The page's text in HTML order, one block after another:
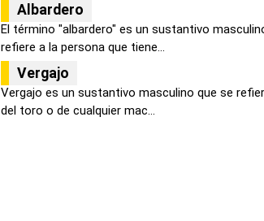
Albardero
El término "albardero" es un sustantivo
refiere a la persona que tiene...
Vergajo
Vergajo es un sustantivo masculino que se
del toro o de cualquier mac...